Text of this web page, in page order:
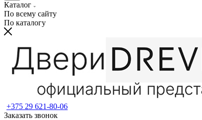
Каталог
По всему сайту
По каталогу
+375 29 621-80-06
Заказать звонок